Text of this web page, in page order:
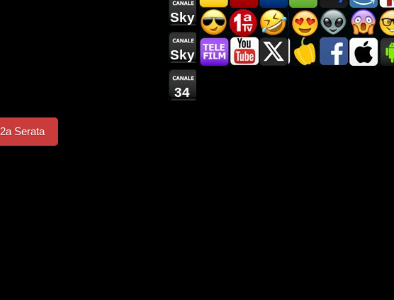
Sky
Sky
34
2a Serata